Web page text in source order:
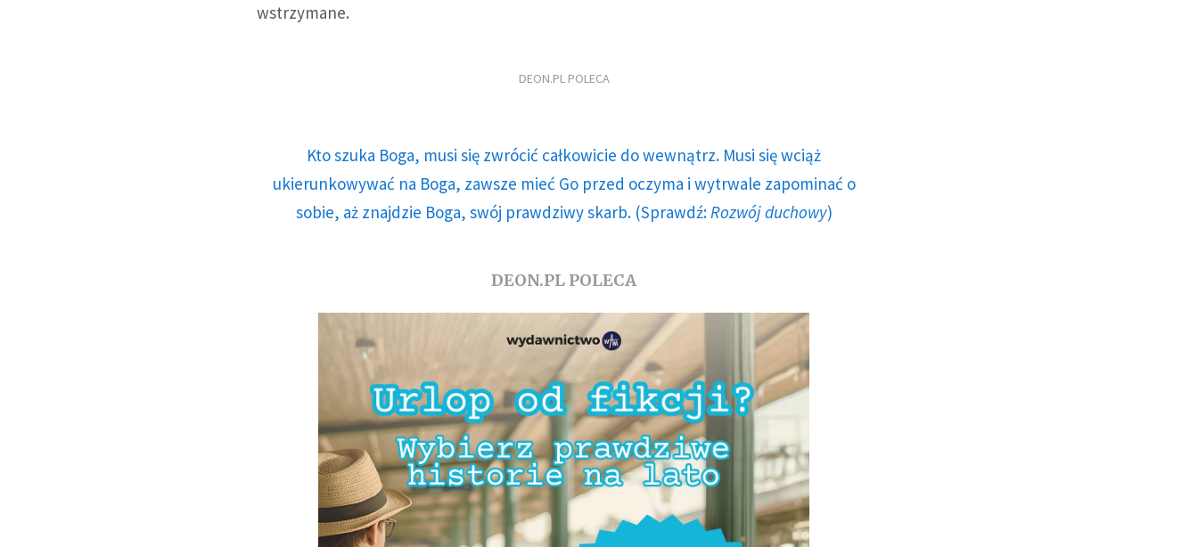
wstrzymane.
DEON.PL POLECA
Kto szuka Boga, musi się zwrócić całkowicie do wewnątrz. Musi się wciąż
ukierunkowywać na Boga, zawsze mieć Go przed oczyma i wytrwale zapominać o
sobie, aż znajdzie Boga, swój prawdziwy skarb. (Sprawdź: Rozwój duchowy)
DEON.PL POLECA